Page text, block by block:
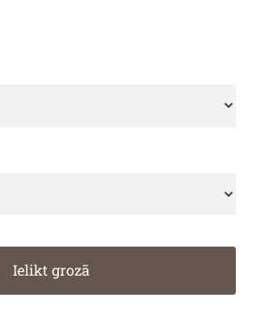
Ielikt grozā